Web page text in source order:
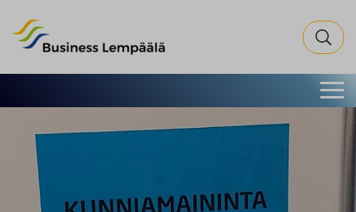
Business Lempäälä
Search